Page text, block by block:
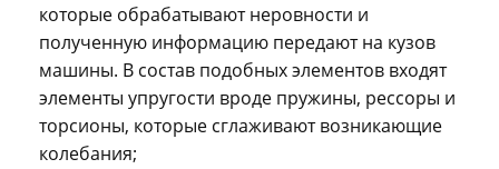
которые обрабатывают неровности и
полученную информацию передают на кузов
машины. В состав подобных элементов входят
элементы упругости вроде пружины, рессоры и
торсионы, которые сглаживают возникающие
колебания;